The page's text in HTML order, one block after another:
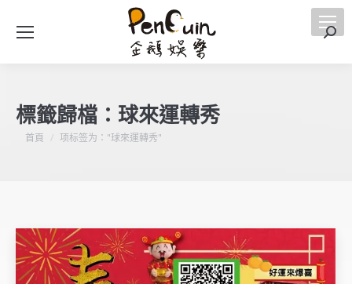
搜
標籤歸檔： 球來運轉秀
您在這裡：
首頁 项标签为："球來運轉秀"